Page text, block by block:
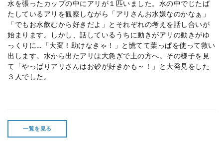
水を張ったカップの中にアリが１匹いました。水の中でじたば
たしているアリを観察しながら「アリさんお水嫌なのかなぁ」
「でもお水飲むから好きだよ」とそれぞれの考えを話し合いが
始まります。しかし、話しているうちに動きがアリの動きがゆ
っくりに…「大変！助けなきゃ！」と慌てて葉っぱを使って救い
出します。水から出たアリは大急ぎで土の方へ。その様子を見
て「やっぱりアリさんはお砂が好きかも～！」と大発見をした
３人でした。
一覧を見る